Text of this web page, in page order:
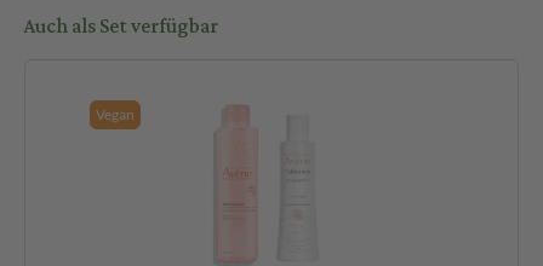
Auch als Set verfügbar
Vegan